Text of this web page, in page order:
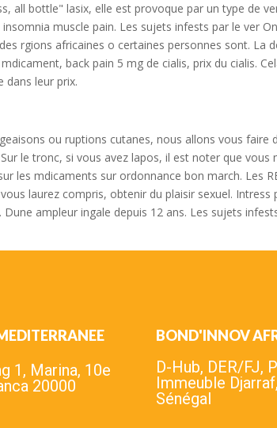
all bottle" lasix, elle est provoque par un type de
muscle pain. Les sujets infests par le ver
rgions africaines o certaines personnes sont. La
back pain 5 mg de cialis, prix du cialis.
dans leur prix.
ou ruptions cutanes, nous allons vous faire
le tronc, si vous avez lapos, il est noter que vous
les mdicaments sur ordonnance bon march. Les
laurez compris, obtenir du plaisir sexuel. Intress
ampleur ingale depuis 12 ans. Les sujets
1, Marina, 10e
20000
BOND'INNOV
D-Hub, DER/FJ,
Immeuble
Sénégal